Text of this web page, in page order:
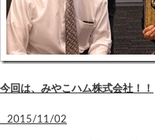
今回は、みやこハム株式会社！！
2015/11/02